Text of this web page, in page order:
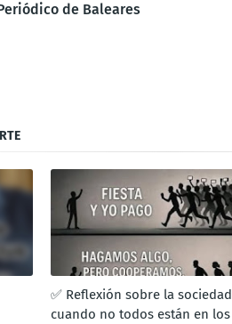
de Baleares
✅ Reflexión sobre la
cuando no todos están en los